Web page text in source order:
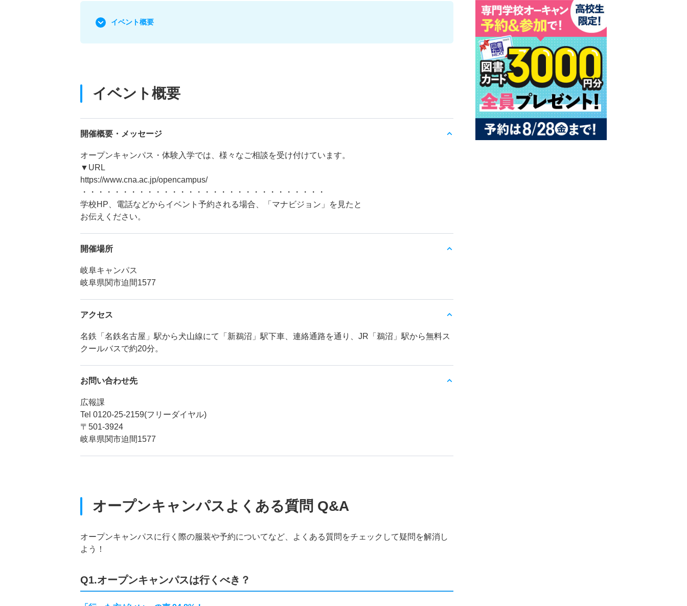
イベント概要
イベント概要
開催概要・メッセージ
オープンキャンパス・体験入学では、様々なご相談を受け付けています。
▼URL
https://www.cna.ac.jp/opencampus/
・・・・・・・・・・・・・・・・・・・・・・・・・・・・・・
学校HP、電話などからイベント予約される場合、「マナビジョン」を見たと
お伝えください。
開催場所
岐阜キャンパス
岐阜県関市迫間1577
アクセス
名鉄「名鉄名古屋」駅から犬山線にて「新鵜沼」駅下車、連絡通路を通り、JR「鵜沼」駅から無料ス
クールバスで約20分。
お問い合わせ先
広報課
Tel 0120-25-2159(フリーダイヤル)
〒501-3924
岐阜県関市迫間1577
オープンキャンパスよくある質問 Q&A
オープンキャンパスに行く際の服装や予約についてなど、よくある質問をチェックして疑問を解消し
よう！
Q1.オープンキャンパスは行くべき？